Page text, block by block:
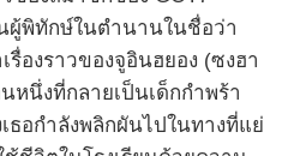
ผู้พิทักษ์ในตำนานในชื่อว่า
รื่องราวของจูอินฮยอง (ซงฮา
หนึ่งที่กลายเป็นเด็กกำพร้า
ธอกำลังพลิกผันไปในทางที่แย่